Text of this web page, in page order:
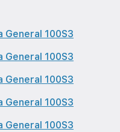
General 100S3
General 100S3
General 100S3
General 100S3
General 100S3